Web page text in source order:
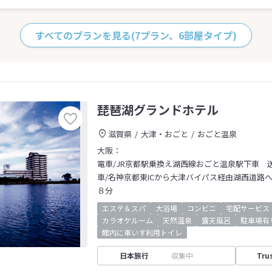
すべてのプランを見る(7プラン、6部屋タイプ)
琵琶湖グランドホテル
滋賀県 大津・おごと
おごと温泉
大阪：
電車/JR京都駅乗換え湖西線おごと温泉駅下車
車/名神京都東ICから大津バイパス経由湖西道路
８分
エステ＆スパ 大浴場 コンビニ
宅配サービス
カラオケルーム
天然温泉 露天風呂
駐車場有
館内に車いす利用トイレ
日本旅行 収集中